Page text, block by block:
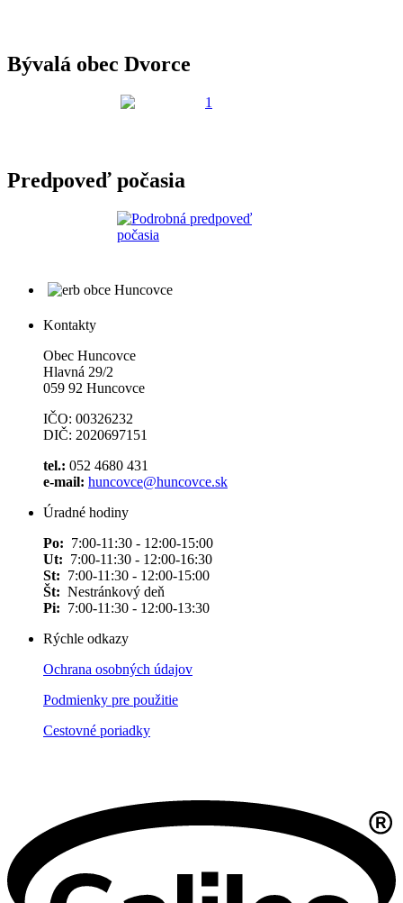
Bývalá obec Dvorce
Predpoveď počasia
Kontakty
Obec Huncovce
Hlavná 29/2
059 92 Huncovce
IČO: 00326232
DIČ: 2020697151
tel.: 052 4680 431
e-mail: huncovce@huncovce.sk
Úradné hodiny
Po: 7:00-11:30 - 12:00-15:00
Ut: 7:00-11:30 - 12:00-16:30
St: 7:00-11:30 - 12:00-15:00
Št: Nestránkový deň
Pi: 7:00-11:30 - 12:00-13:30
Rýchle odkazy
Ochrana osobných údajov
Podmienky pre použitie
Cestovné poriadky